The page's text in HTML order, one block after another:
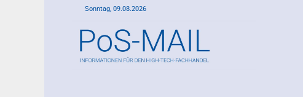
Sonntag, 09.08.2026
Mail